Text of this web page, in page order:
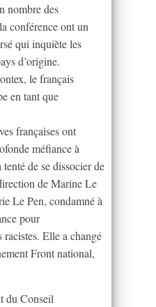
nombre des
conférence ont un
qui inquiète les
d’origine.
le français
en tant que
françaises ont
méfiance à
de se dissocier de
de Marine Le
Le Pen, condamné à
pour
Elle a changé
Front national,
du Conseil